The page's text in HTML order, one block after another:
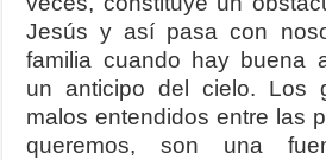
Jesús y así pasa con
familia cuando hay buena
un anticipo del cielo. Los
malos entendidos entre las
queremos, son una